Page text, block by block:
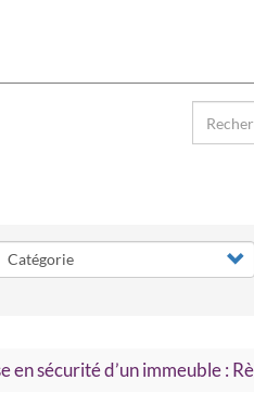
en sécurité d’un immeuble :